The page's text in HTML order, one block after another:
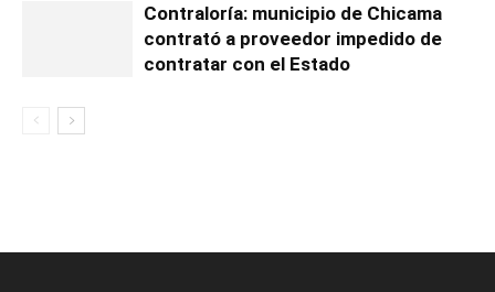
Contraloría: municipio de Chicama
contrató a proveedor impedido de
contratar con el Estado